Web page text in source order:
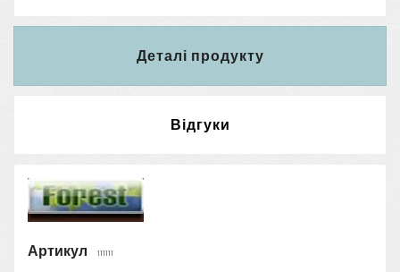
Деталі продукту
Відгуки
Артикул 111111